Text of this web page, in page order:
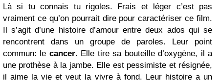
Là si tu connais tu rigoles. Frais et léger c’est pas
vraiment ce qu’on pourrait dire pour caractériser ce film.
Il s’agit d’une histoire d’amour entre deux ados qui se
rencontrent dans un groupe de paroles. Leur point
commun: le cancer. Elle tire sa bouteille d’oxygène, il a
une prothèse à la jambe. Elle est pessimiste et résignée,
il aime la vie et veut la vivre à fond. Leur histoire a un